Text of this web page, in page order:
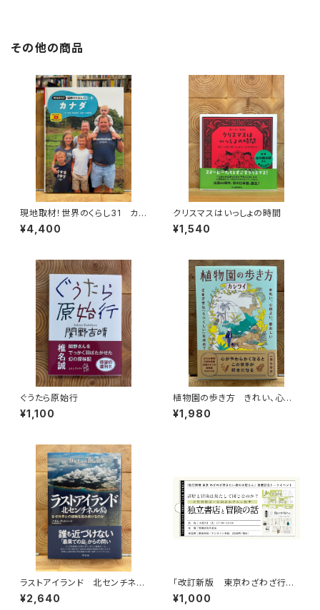
その他の商品
現地取材！世界のくらし31 カナ
ダ
¥4,400
クリスマスはいっしょの時間
¥1,540
ぐうたら原始行
¥1,100
植物園の歩き方 きれい、心地
よい、愛おしい さまざまな「うつ
くしい」を求めて
¥1,980
ラストアイランド 北センチネル
島 なぜ外界との接触を拒み続
けるのか
¥2,640
「改訂新版 東京わざわざ行き
たい街の本屋さん」出版記念ト
ークイベント録画視聴権
¥1,000